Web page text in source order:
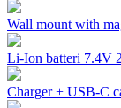
Wall mount with
Li-Ion batteri 7.4V
Charger + USB-C